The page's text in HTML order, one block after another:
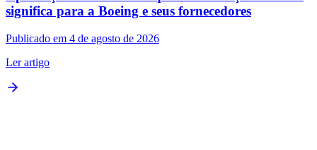
significa para a Boeing e seus fornecedores
Publicado em 4 de agosto de 2026
Ler artigo